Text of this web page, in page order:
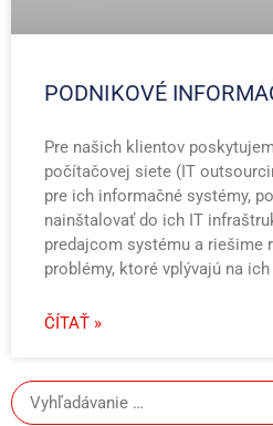
PODNIKOVÉ
Pre našich klientov
počítačovej siete (IT
pre ich informačné systémy,
nainštalovať do ich IT
predajcom systému a riešime
problémy, ktoré vplývajú na
ČÍTAŤ »